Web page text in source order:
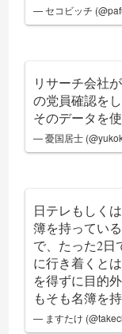
— セコビッチ
リサーチ会社
の党員確認を
そのデータを
— 憂国居士
日テレもしく
簿を持ってい
で、たった2日
に行き着くと
を得ずに目的
もそも名簿を
— ますたけ